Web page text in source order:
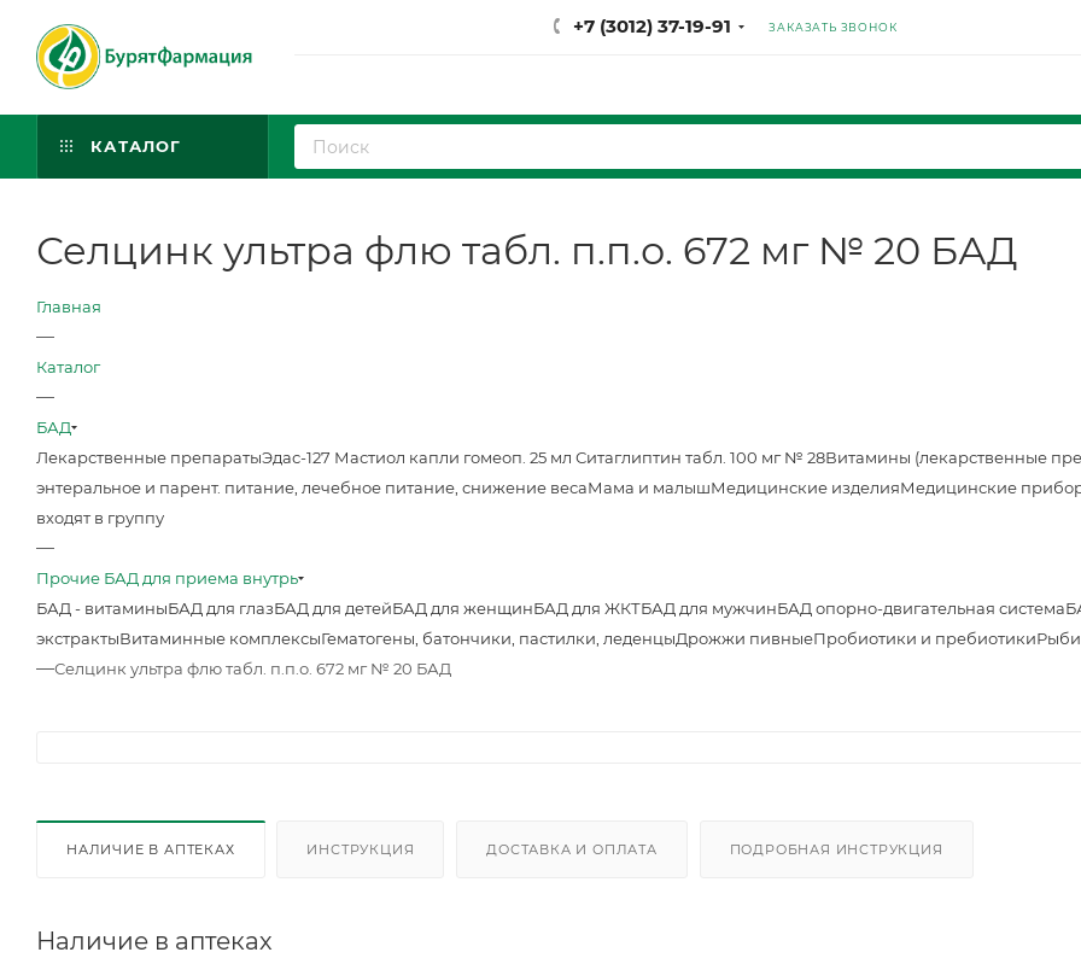
+7 (3012) 37-19-91 ЗАКАЗАТЬ ЗВОНОК
КАТАЛОГ
Селцинк ультра флю табл. п.п.о. 672 мг № 20 БАД
Главная
—
Каталог
—
БАД
Лекарственные препаратыЭдас-127 Мастиол капли гомеоп. 25 мл Ситаглиптин табл. 100 мг № 28Витамины (лекарственные
энтеральное и парент. питание, лечебное питание, снижение весаМама и малышМедицинские изделияМедицинские
входят в группу
—
Прочие БАД для приема внутрь
БАД - витаминыБАД для глазБАД для детейБАД для женщинБАД для ЖКТБАД для мужчинБАД опорно-двигательная система
экстрактыВитаминные комплексыГематогены, батончики, пастилки, леденцыДрожжи пивныеПробиотики и пребиотики
—Селцинк ультра флю табл. п.п.о. 672 мг № 20 БАД
НАЛИЧИЕ В АПТЕКАХ ИНСТРУКЦИЯ ДОСТАВКА И ОПЛАТА ПОДРОБНАЯ ИНСТРУКЦИЯ
Наличие в аптеках